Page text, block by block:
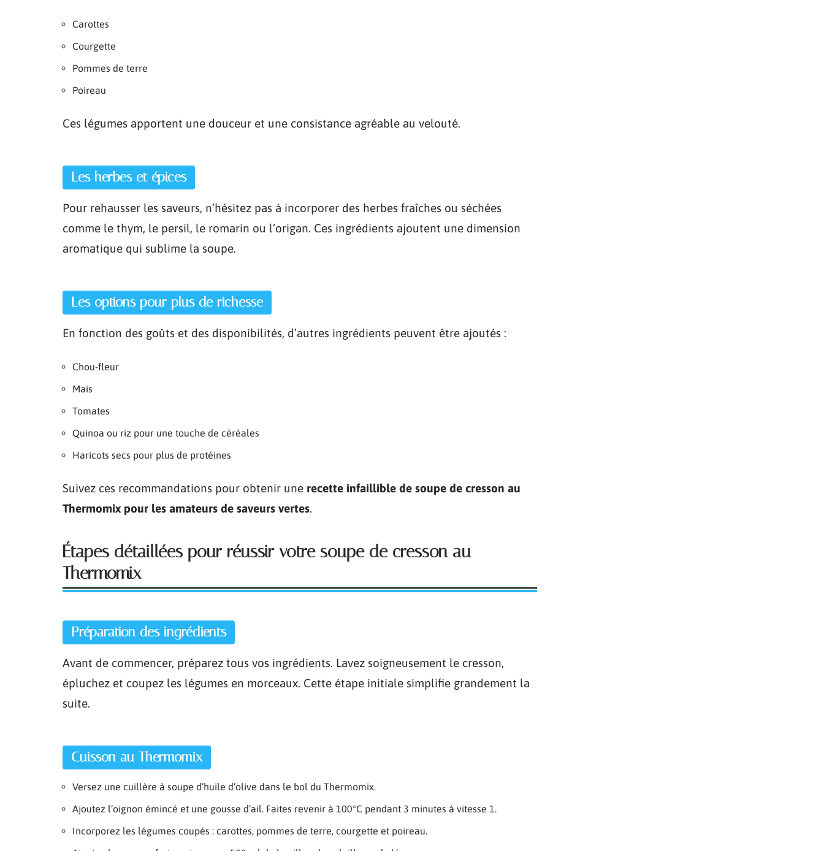
Carottes
Courgette
Pommes de terre
Poireau
Ces légumes apportent une douceur et une consistance agréable au velouté.
Les herbes et épices
Pour rehausser les saveurs, n’hésitez pas à incorporer des herbes fraîches ou séchées
comme le thym, le persil, le romarin ou l’origan. Ces ingrédients ajoutent une dimension
aromatique qui sublime la soupe.
Les options pour plus de richesse
En fonction des goûts et des disponibilités, d’autres ingrédients peuvent être ajoutés :
Chou-fleur
Maïs
Tomates
Quinoa ou riz pour une touche de céréales
Haricots secs pour plus de protéines
Suivez ces recommandations pour obtenir une recette infaillible de soupe de cresson au
Thermomix pour les amateurs de saveurs vertes.
Étapes détaillées pour réussir votre soupe de cresson au
Thermomix
Préparation des ingrédients
Avant de commencer, préparez tous vos ingrédients. Lavez soigneusement le cresson,
épluchez et coupez les légumes en morceaux. Cette étape initiale simplifie grandement la
suite.
Cuisson au Thermomix
Versez une cuillère à soupe d’huile d’olive dans le bol du Thermomix.
Ajoutez l’oignon émincé et une gousse d’ail. Faites revenir à 100°C pendant 3 minutes à vitesse 1.
Incorporez les légumes coupés : carottes, pommes de terre, courgette et poireau.